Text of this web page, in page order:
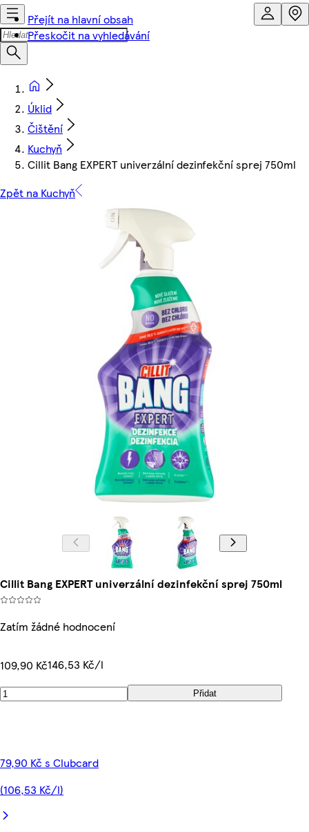
Přejít na hlavní obsah
Přeskočit na vyhledávání
Úklid
Čištění
Kuchyň
Cillit Bang EXPERT univerzální dezinfekční sprej 750ml
Zpět na Kuchyň
Cillit Bang EXPERT univerzální dezinfekční sprej 750ml
Zatím žádné hodnocení
109,90 Kč146,53 Kč/l
Přidat
79,90 Kč s Clubcard
(106,53 Kč/l)